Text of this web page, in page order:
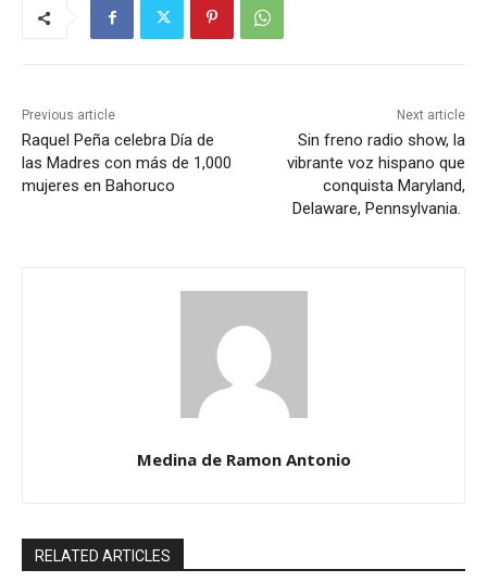
Previous article
Raquel Peña celebra Día de
las Madres con más de 1,000
mujeres en Bahoruco
Next article
Sin freno radio show, la
vibrante voz hispano que
conquista Maryland,
Delaware, Pennsylvania.
Medina de Ramon Antonio
RELATED ARTICLES